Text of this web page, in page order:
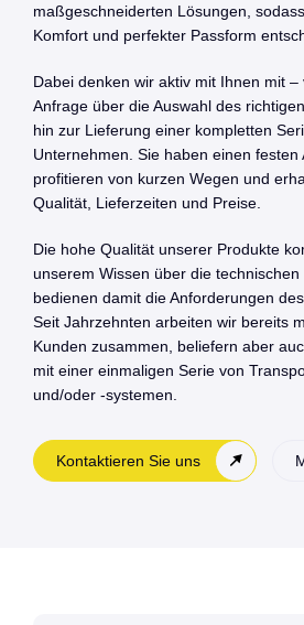
maßgeschneiderten Lösungen,
Komfort und perfekter Passform
Dabei denken wir aktiv mit Ihnen mit –
Anfrage über die Auswahl des
hin zur Lieferung einer kompletten
Unternehmen. Sie haben einen festen
profitieren von kurzen Wegen und
Qualität, Lieferzeiten und Preise.
Die hohe Qualität unserer Produkte
unserem Wissen über die
bedienen damit die Anforderungen
Seit Jahrzehnten arbeiten wir bereits
Kunden zusammen, beliefern aber
mit einer einmaligen Serie von
und/oder -systemen.
Kontaktieren Sie uns